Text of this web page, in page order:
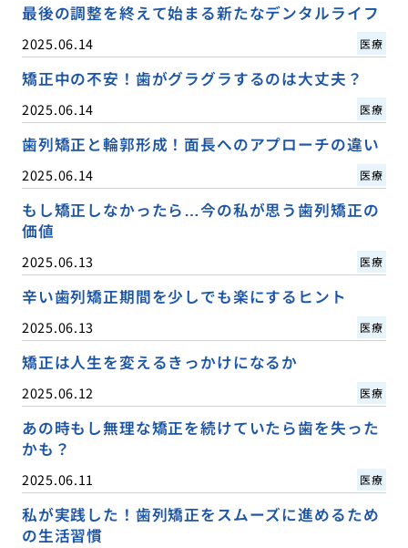
最後の調整を終えて始まる新たなデンタルライフ
2025.06.14 医療
矯正中の不安！歯がグラグラするのは大丈夫？
2025.06.14 医療
歯列矯正と輪郭形成！面長へのアプローチの違い
2025.06.14 医療
もし矯正しなかったら…今の私が思う歯列矯正の
価値
2025.06.13 医療
辛い歯列矯正期間を少しでも楽にするヒント
2025.06.13 医療
矯正は人生を変えるきっかけになるか
2025.06.12 医療
あの時もし無理な矯正を続けていたら歯を失った
かも？
2025.06.11 医療
私が実践した！歯列矯正をスムーズに進めるため
の生活習慣